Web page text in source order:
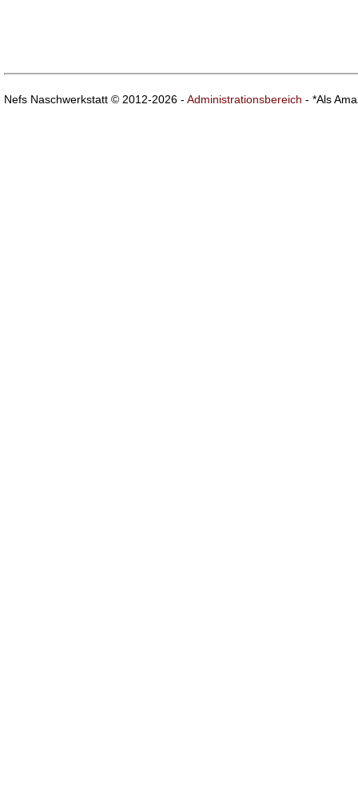
Nefs Naschwerkstatt © 2012-2026 - Administrationsbereich - *Als